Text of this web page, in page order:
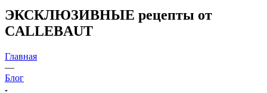
ЭКСКЛЮЗИВНЫЕ рецепты от
CALLEBAUT
Главная
—
Блог